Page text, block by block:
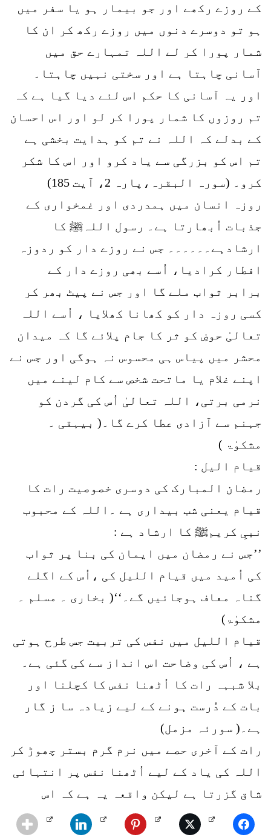
کے روزے رکھے اور جو بیمار ہو یا سفر میں
ہو تو دوسرے دنوں میں روزے رکھ کر ان کا
شمار پورا کر لے اللہ تمہارے حق میں
آسانی چاہتا ہے اور سختی نہیں چاہتا۔
اور یہ آسانی کا حکم اس لئے دیا گیا ہے کہ
تم روزوں کا شمار پورا کر لو اور اس احسان
کے بدلے کہ اللہ نے تم کو ہدایت بخشی ہے
تم اس کو بزرگی سے یاد کرو اور اس کا شکر
کرو۔ (سورہ البقرہ،پارہ 2، آیت 185)
روزہ انسان میں ہمدردی اور غمخواری کے
جذبات اُبھارتا ہے۔ رسول اللہﷺ کا
ارشادہے۔۔۔۔۔۔ جس نے روزے دار کو ردوزہ
افطار کرادیا، اُسے بھی روزے دار کے
برابر ثواب ملے گا اور جس نے پیٹ بھر کر
کسی روزہ دار کو کھانا کھلایا ، اُسے اللہ
تعالیٰ حوضِ کو ثر کا جام پلائے گا کہ میدان
محشر میں پیاس ہی محسوس نہ ہوگی اور جس نے
اپنے غلام یا ماتحت شخص سے کام لینے میں
نرمی برتی، اللہ تعالیٰ اُس کی گردن کو
جہنم سے آزادی عطا کرے گا۔( بیہقی ۔
مشکوٰۃ )
قیام الیل :
رمضان المبارک کی دوسری خصوصیت رات کا
قیام یعنی شب بیداری ہے ۔اللہ کے محبوب
نبیِ کریمﷺ کا ارشاد ہے :
’’جس نے رمضان میں ایمان کی بنا پر ثواب
کی اُمید میں قیام اللیل کی ،اُس کے اگلے
گناہ معاف ہوجائیں گے۔‘‘( بخاری ۔ مسلم ۔
مشکوٰۃ)
قیام اللیل میں نفس کی تربیت جس طرح ہوتی
ہے ، اُس کی وضاحت اس انداز سے کی گئی ہے۔
بلا شبہہ رات کا اُٹھنا نفس کا کچلنا اور
بات کے دُرست ہونے کے لیے زیادہ سا ز گار
ہے۔( سورئہ مزمل)
رات کے آخری حصے میں نرم گرم بستر چھوڑ کر
اللہ کی یاد کے لیے اُٹھنا نفس پر انتہائی
شاق گزرتا ہے لیکن واقعہ یہ ہے کہ اس
پُرسکون فضا میں اپنے رب سے مناجات اور
سرگوشی کرنے میں جو لطف حاصل ہو سکتا ہے ،